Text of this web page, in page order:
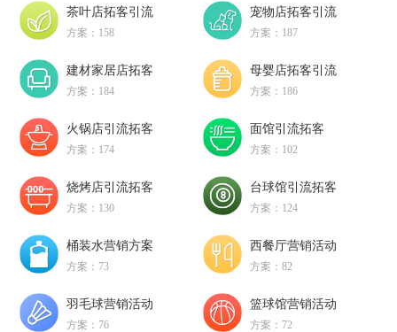
茶叶店拓客引流
方案：158
宠物店拓客引流
方案：187
建材家居店拓客
方案：184
母婴店拓客引流
方案：186
火锅店引流拓客
方案：174
面馆引流拓客
方案：102
烧烤店引流拓客
方案：130
台球馆引流拓客
方案：124
桶装水营销方案
方案：73
西餐厅营销活动
方案：82
羽毛球营销活动
方案：76
篮球馆营销活动
方案：72